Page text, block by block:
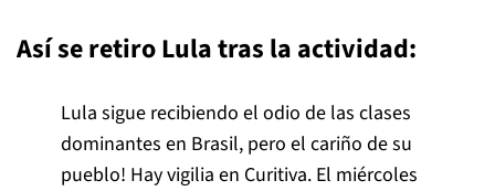
Así se retiro Lula tras la actividad:
Lula sigue recibiendo el odio de las clases
dominantes en Brasil, pero el cariño de su
pueblo! Hay vigilia en Curitiva. El miércoles